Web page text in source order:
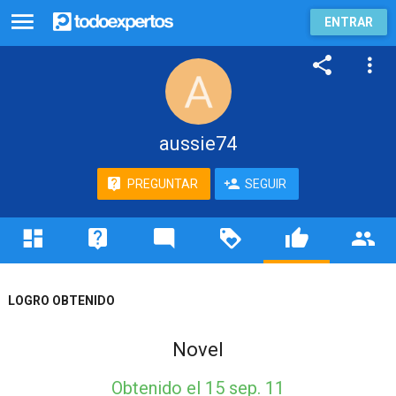
ENTRAR
aussie74
PREGUNTAR SEGUIR
LOGRO OBTENIDO
Novel
Obtenido el 15 sep. 11